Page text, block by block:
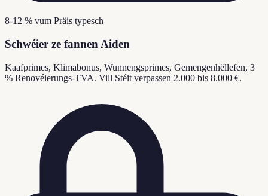
8-12 % vum Präis typesch
Schwéier ze fannen Aiden
Kaafprimes, Klimabonus, Wunnengsprimes, Gemengenhëllefen, 3
% Renovéierungs-TVA. Vill Stéit verpassen 2.000 bis 8.000 €.